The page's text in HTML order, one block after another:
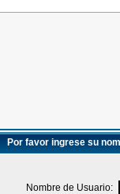
Por favor ingrese su
Nombre de Usuario: